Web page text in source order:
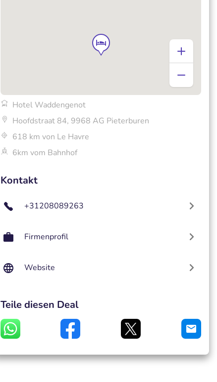
Hotel Waddengenot
Hoofdstraat 84, 9968 AG Pieterburen
618 km von Le Havre
6km vom Bahnhof
Kontakt
+31208089263
Firmenprofil
Website
Teile diesen Deal